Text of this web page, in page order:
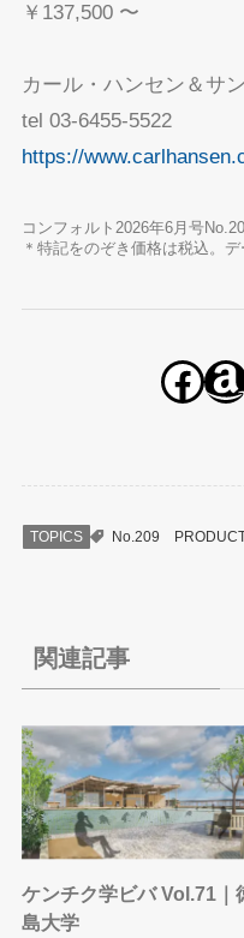
￥137,500 〜
カール・ハンセン＆サ
tel 03-6455-5522
https://
コンフォルト2026年6月号
＊特記をのぞき価格は税込。デ
TOPICS No.209
関連記事
ケンチク学ビバ Vol.71｜
島大学